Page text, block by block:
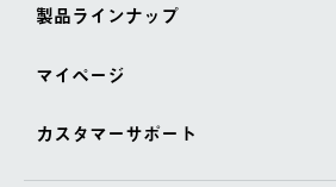
製品ラインナップ
マイページ
カスタマーサポート